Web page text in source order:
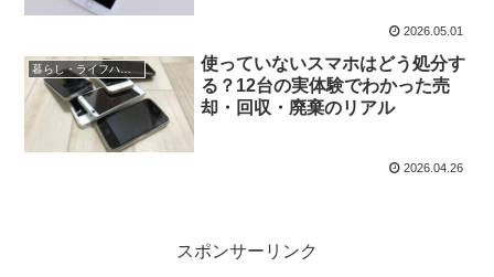
2026.05.01
暮らし・ライフハック
使っていないスマホはどう処分す
る？12台の実体験でわかった売
却・回収・廃棄のリアル
2026.04.26
スポンサーリンク